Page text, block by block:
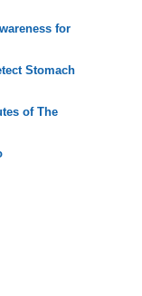
for
Stomach
of The